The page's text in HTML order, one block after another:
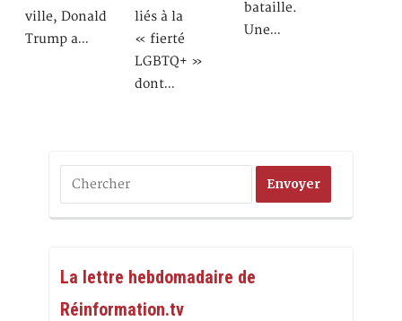
ville, Donald
Trump a…
liés à la
« fierté
LGBTQ+ »
dont…
bataille.
Une…
La lettre hebdomadaire de
Réinformation.tv